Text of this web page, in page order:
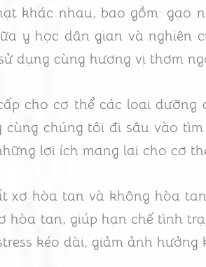
khác nhau, bao gồm: gạo
y học dân gian và nghiên
dụng cùng hương vị thơm
cho cơ thể các loại
cùng chúng tôi đi sâu vào
lợi ích mang lại cho cơ
xơ hòa tan và không hòa
hòa tan, giúp hạn chế tình
kéo dài, giảm ảnh